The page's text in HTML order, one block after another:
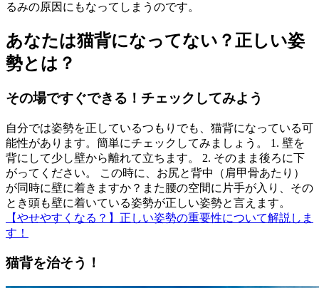
るみの原因にもなってしまうのです。
あなたは猫背になってない？正しい姿
勢とは？
その場ですぐできる！チェックしてみよう
自分では姿勢を正しているつもりでも、猫背になっている可
能性があります。簡単にチェックしてみましょう。 1. 壁を
背にして少し壁から離れて立ちます。 2. そのまま後ろに下
がってください。 この時に、お尻と背中（肩甲骨あたり）
が同時に壁に着きますか？また腰の空間に片手が入り、その
とき頭も壁に着いている姿勢が正しい姿勢と言えます。
【やせやすくなる？】正しい姿勢の重要性について解説しま
す！
猫背を治そう！